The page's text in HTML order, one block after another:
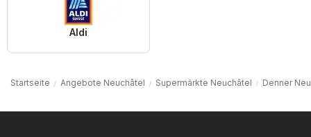
Aldi
Startseite Angebote Neuchâtel Supermärkte Neuchâtel Denner